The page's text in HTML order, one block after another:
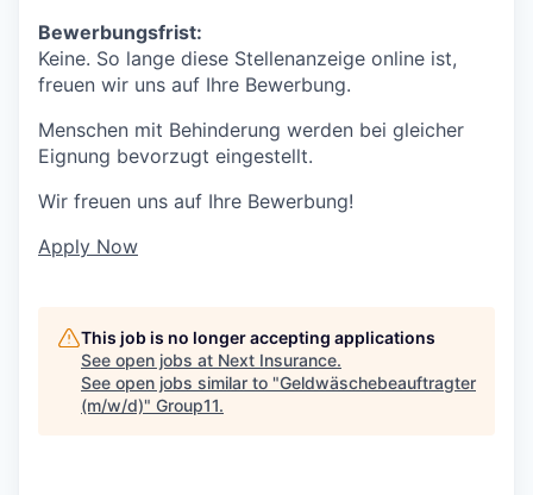
Bewerbungsfrist:
Keine. So lange diese Stellenanzeige online ist,
freuen wir uns auf Ihre Bewerbung.
Menschen mit Behinderung werden bei gleicher
Eignung bevorzugt eingestellt.
Wir freuen uns auf Ihre Bewerbung!
Apply Now
This job is no longer accepting applications
See open jobs at Next Insurance.
See open jobs similar to "Geldwäschebeauftragter
(m/w/d)" Group11.